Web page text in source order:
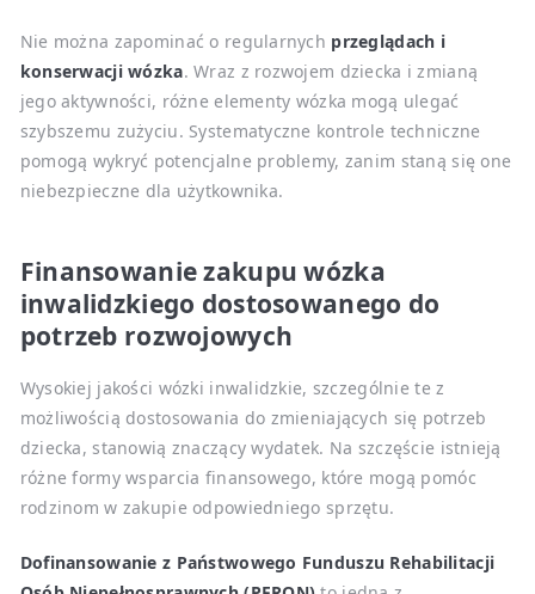
Nie można zapominać o regularnych przeglądach i
konserwacji wózka. Wraz z rozwojem dziecka i zmianą
jego aktywności, różne elementy wózka mogą ulegać
szybszemu zużyciu. Systematyczne kontrole techniczne
pomogą wykryć potencjalne problemy, zanim staną się one
niebezpieczne dla użytkownika.
Finansowanie zakupu wózka
inwalidzkiego dostosowanego do
potrzeb rozwojowych
Wysokiej jakości wózki inwalidzkie, szczególnie te z
możliwością dostosowania do zmieniających się potrzeb
dziecka, stanowią znaczący wydatek. Na szczęście istnieją
różne formy wsparcia finansowego, które mogą pomóc
rodzinom w zakupie odpowiedniego sprzętu.
Dofinansowanie z Państwowego Funduszu Rehabilitacji